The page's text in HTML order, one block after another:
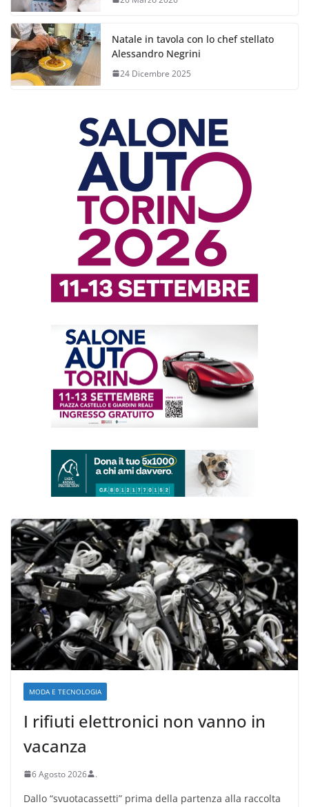
Natale in tavola con lo chef stellato
Alessandro Negrini
24 Dicembre 2025
MODA E TECNOLOGIA
I rifiuti elettronici non vanno in
vacanza
6 Agosto 2026 .
Dallo “svuotacassetti” prima della partenza alla raccolta